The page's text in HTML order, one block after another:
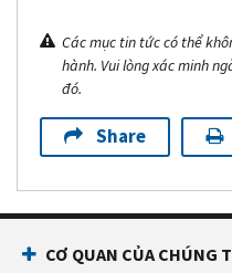
Các mục tin tức có thể
hành. Vui lòng xác minh
đó.
Share
CƠ QUAN CỦA CHÚNG